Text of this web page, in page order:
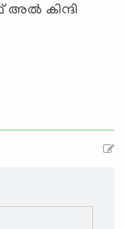
കിന്ദി